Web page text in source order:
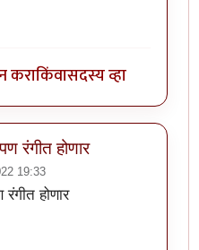
कराकिंवासदस्य व्हा
रंगीत होणार
19:33
होणार